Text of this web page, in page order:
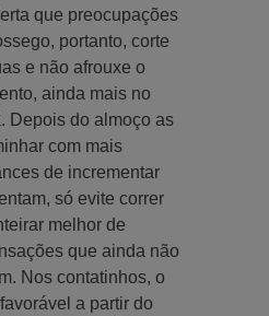
que preocupações
portanto, corte
e não afrouxe o
ainda mais no
Depois do almoço as
com mais
de incrementar
só evite correr
melhor de
que ainda não
Nos contatinhos, o
a partir do